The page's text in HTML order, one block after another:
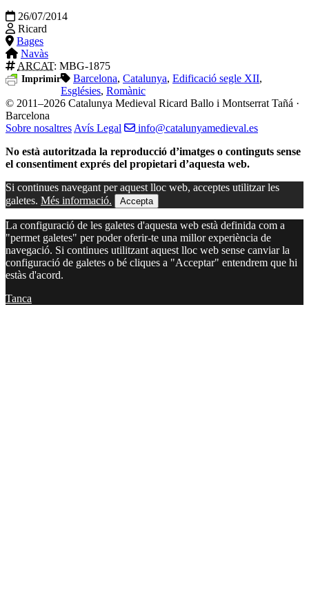
26/07/2014
Ricard
Bages
Navàs
ARCAT: MBG-1875
Imprimir Barcelona, Catalunya, Edificació segle XII,
Esglésies, Romànic
© 2011–2026 Catalunya Medieval Ricard Ballo i Montserrat Tañá ·
Barcelona
Sobre nosaltres Avís Legal
info@catalunyamedieval.es
No està autoritzada la reproducció d’imatges o continguts sense
el consentiment exprés del propietari d’aquesta web.
Si continues navegant per aquest lloc web, acceptes utilitzar les
galetes. Més informació. Accepta
La configuració de les galetes d'aquesta web està definida com a
"permet galetes" per poder oferir-te una millor experiència de
navegació. Si continues utilitzant aquest lloc web sense canviar la
configuració de galetes o bé cliques a "Acceptar" entendrem que hi
estàs d'acord.
Tanca